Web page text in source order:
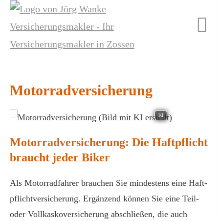
Motor­rad­ver­sicherung
KI
Motor­rad­ver­sicherung: Die Haft­pflicht
braucht jeder Biker
Als Motorradfahrer brauchen Sie mindestens eine Haft­
pflichtversicherung. Ergänzend können Sie eine Teil-
oder Vollkaskoversicherung abschließen, die auch